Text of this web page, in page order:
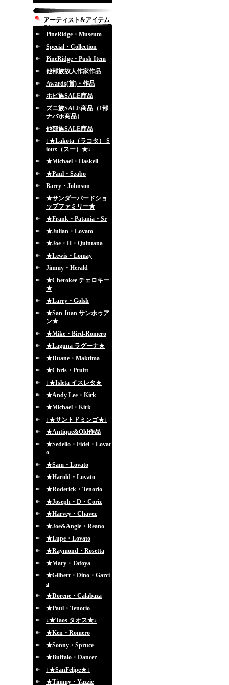
アーティスト&アイテム
別
PineRidge・Museum
Special・Collection
PineRidge・Push Item
他部族故人作家作品
Awards(賞)・作品
ホピ族SALE商品
ズニ族SALE商品（1部
ナバホ商品）
他部族SALE商品
↓★Lakota（ラコタ） S
ioux（スー）★↓
★Michael・Haskell
★Paul・Szabo
Barry・Johnson
★サンダーバードショ
ップファミリー★
★Frank・Patania・Sr
★Julian・Lovato
★Joe・H・Quintana
★Lewis・Lomay
Jimmy・Herald
★Cherokee チェロキー
★
★Larry・Golsh
★San Juan サンホゥア
ン★
★Mike・Bird-Romero
★Laguna ラグーナ★
★Duane・Maktima
★Chris・Pruitt
↓★Isleta イスレタ★
★Andy Lee・Kirk
★Michael・Kirk
↓★サントドミンゴ★↓
★Antique&Old作品
★Sedelio・Fidel・Lovat
o
★Sam・Lovato
★Harold・Lovato
★Roderick・Tenorio
★Joseph・D・Coriz
★Harvey・Chavez
★Joe&Angle・Reano
★Lupe・Lovato
★Raymond・Rosetta
★Mary・Tafoya
★Gilbert・Dino・Garci
a
★Dorene・Calabaza
★Paul・Tenorio
↓★Taos タオス★↓
★Ken・Romero
★Sonny・Spruce
★Buffalo・Dancer
↓★SanFelipe★↓
★Timmy・Yazzie